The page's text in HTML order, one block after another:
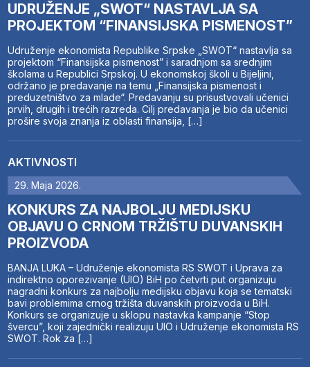
UDRUŽENJE „SWOT“ NASTAVLJA SA
PROJEKTOM “FINANSIJSKA PISMENOST”
Udruženje ekonomista Republike Srpske „SWOT“ nastavlja sa
projektom “Finansijska pismenost” i saradnjom sa srednjim
školama u Republici Srpskoj. U ekonomskoj školi u Bijeljini,
održano je predavanje na temu „Finansijska pismenost i
preduzetništvo za mlade“. Predavanju su prisustvovali učenici
prvih, drugih i trećih razreda. Cilj predavanja je bio da učenici
prošire svoja znanja iz oblasti finansija, […]
AKTIVNOSTI
29. Maja 2026.
KONKURS ZA NAJBOLJU MEDIJSKU
OBJAVU O CRNOM TRŽIŠTU DUVANSKIH
PROIZVODA
BANJA LUKA – Udruženje ekonomista RS SWOT i Uprava za
indirektno oporezivanje (UIO) BiH po četvrti put organizuju
nagradni konkurs za najbolju medijsku objavu koja se tematski
bavi problemima crnog tržišta duvanskih proizvoda u BiH.
Konkurs se organizuje u sklopu nastavka kampanje “Stop
švercu”, koji zajednički realizuju UIO i Udruženje ekonomista RS
SWOT. Rok za […]